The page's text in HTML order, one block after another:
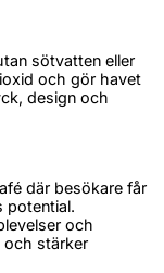
sötvatten eller
och gör havet
design och
där besökare får
potential.
och
och stärker